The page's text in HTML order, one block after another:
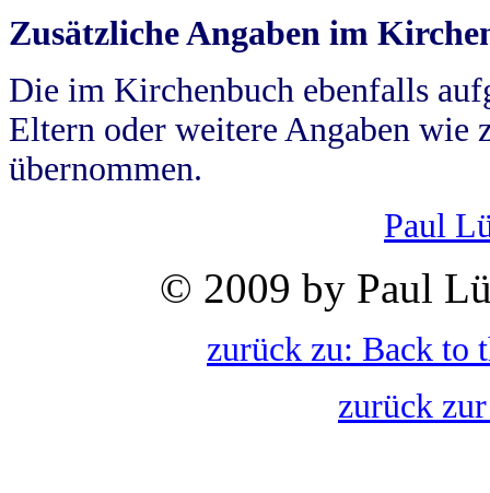
Zusätzliche Angaben im
Die im Kirchenbuch ebenfalls
Eltern oder weitere Angaben wie
übernommen.
Paul
© 2009 by Paul
zurück zu: Back to
zurück